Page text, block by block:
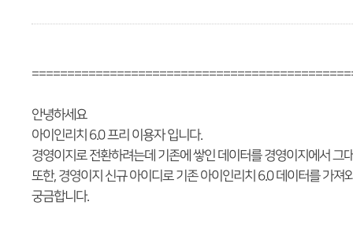
안녕하세요
아이인리치 6.0 프리 이용자 입니다.
경영이지로 전환하려는데 기존에 쌓인 데이터를 경영이지에서 그
또한, 경영이지 신규 아이디로 기존 아이인리치 6.0 데이터를 가져
궁금합니다.